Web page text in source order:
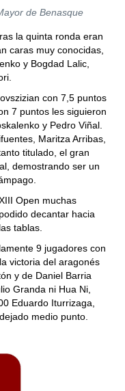
de Benasque
la quinta ronda eran
caras muy conocidas,
y Bogdad Lalic,
con 7,5 puntos
7 puntos les siguieron
y Pedro Viñal.
Maritza Arribas,
titulado, el gran
demostrando ser un
Open muchas
decantar hacia
tablas.
9 jugadores con
victoria del aragonés
y de Daniel Barria
Granda ni Hua Ni,
Eduardo Iturrizaga,
medio punto.